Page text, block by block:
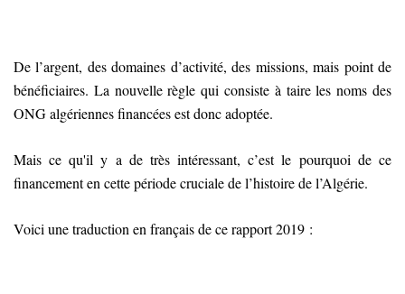
De l’argent, des domaines d’activité, des missions, mais point de
bénéficiaires. La nouvelle règle qui consiste à taire les noms des
ONG algériennes financées est donc adoptée.
Mais ce qu'il y a de très intéressant, c’est le pourquoi de ce
financement en cette période cruciale de l’histoire de l’Algérie.
Voici une traduction en français de ce rapport 2019 :